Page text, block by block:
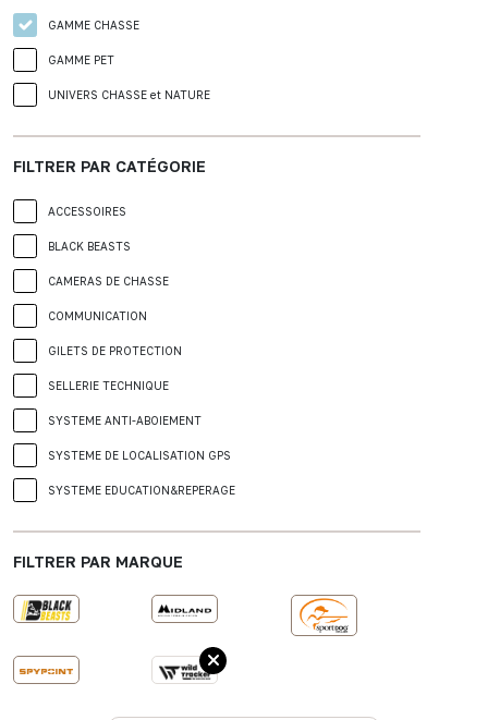
GAMME CHASSE
GAMME PET
UNIVERS CHASSE et NATURE
FILTRER PAR CATÉGORIE
ACCESSOIRES
BLACK BEASTS
CAMERAS DE CHASSE
COMMUNICATION
GILETS DE PROTECTION
SELLERIE TECHNIQUE
SYSTEME ANTI-ABOIEMENT
SYSTEME DE LOCALISATION GPS
SYSTEME EDUCATION&REPERAGE
FILTRER PAR MARQUE